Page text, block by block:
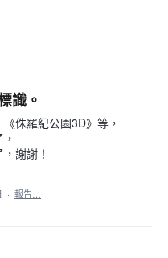
識。
侏羅紀公園3D》等，
謝謝！
· 報告…